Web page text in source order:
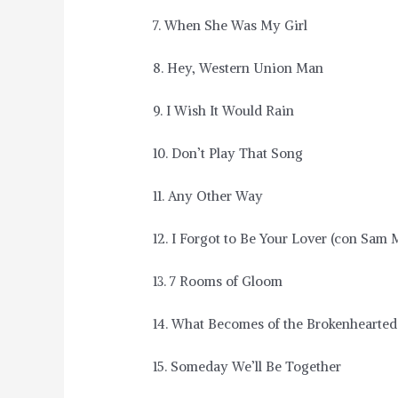
7. When She Was My Girl
8. Hey, Western Union Man
9. I Wish It Would Rain
10. Don’t Play That Song
11. Any Other Way
12. I Forgot to Be Your Lover (con Sam
13. 7 Rooms of Gloom
14. What Becomes of the Brokenhearted
15. Someday We’ll Be Together